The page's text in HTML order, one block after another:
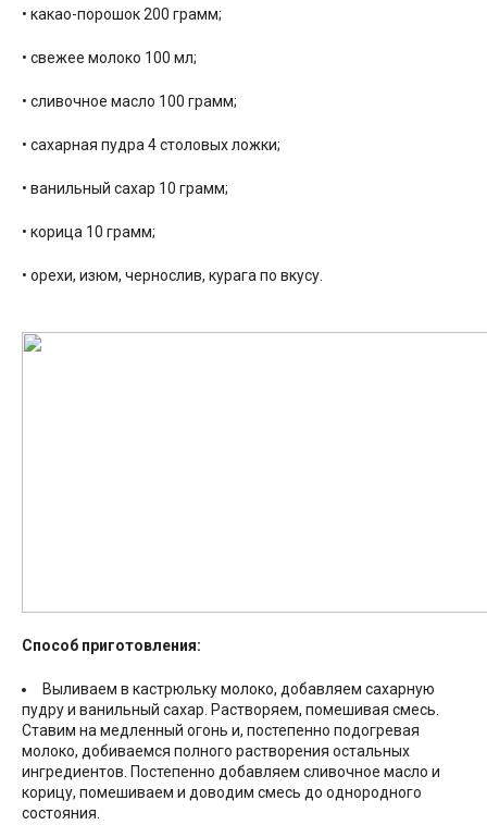
• какао-порошок 200 грамм;
• свежее молоко 100 мл;
• сливочное масло 100 грамм;
• сахарная пудра 4 столовых ложки;
• ванильный сахар 10 грамм;
• корица 10 грамм;
• орехи, изюм, чернослив, курага по вкусу.
Способ приготовления:
Выливаем в кастрюльку молоко, добавляем сахарную
пудру и ванильный сахар. Растворяем, помешивая смесь.
Ставим на медленный огонь и, постепенно подогревая
молоко, добиваемся полного растворения остальных
ингредиентов. Постепенно добавляем сливочное масло и
корицу, помешиваем и доводим смесь до однородного
состояния.